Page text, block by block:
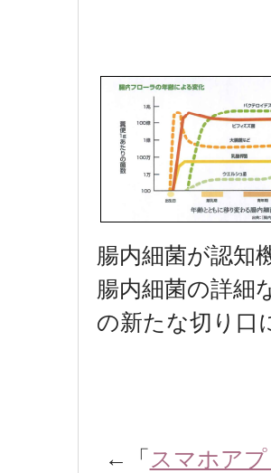
腸内細菌が認知
腸内細菌の詳細
の新たな切り口
←「 スマホア